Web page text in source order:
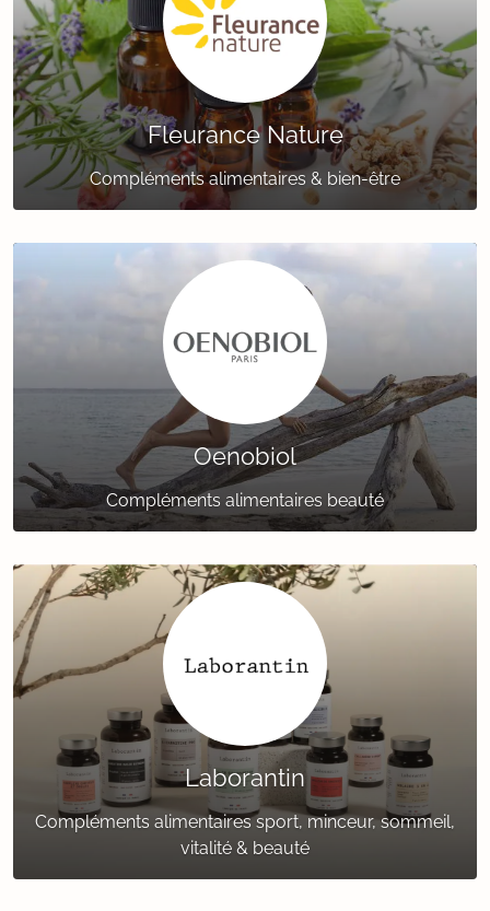
Fleurance Nature
Compléments alimentaires & bien-être
Oenobiol
Compléments alimentaires beauté
Laborantin
Compléments alimentaires sport, minceur, sommeil,
vitalité & beauté